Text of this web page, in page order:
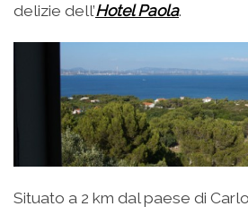
delizie dell’Hotel Paola.
Situato a 2 km dal paese di